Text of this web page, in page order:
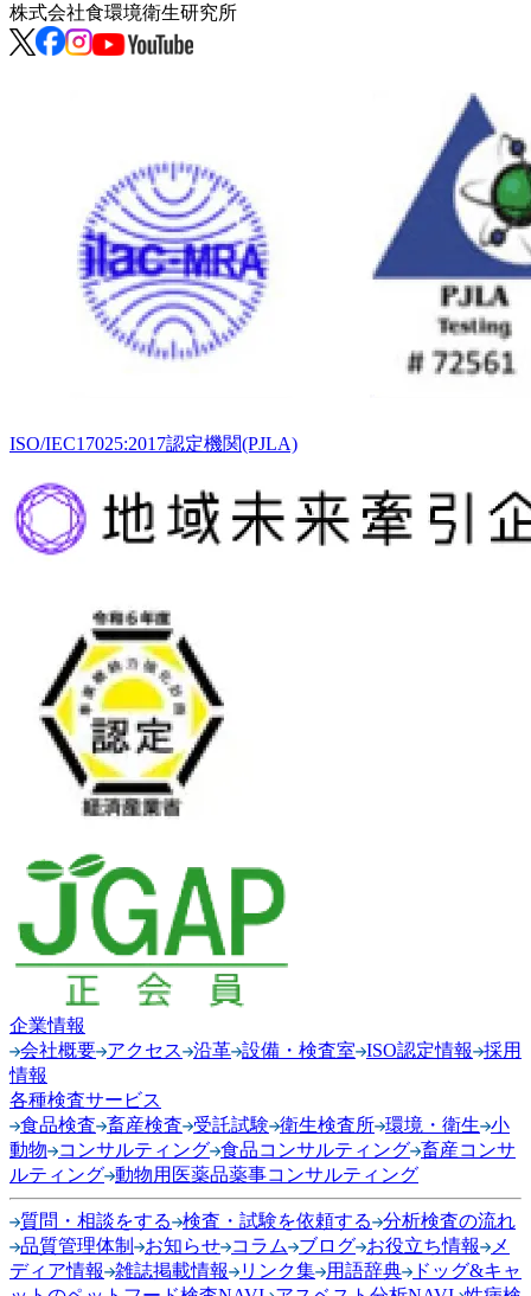
株式会社食環境衛生研究所
ISO/IEC17025:2017認定機関(PJLA)
企業情報
会社概要 アクセス 沿革 設備・検査室 ISO認定情報
採用
情報
各種検査サービス
食品検査 畜産検査 受託試験 衛生検査所 環境・衛生 小
動物
コンサルティング 食品コンサルティング 畜産コンサ
ルティング 動物用医薬品薬事コンサルティング
質問・相談をする 検査・試験を依頼する
分析検査の流れ
品質管理体制
お知らせ コラム ブログ お役立ち情報
メ
ディア情報
雑誌掲載情報 リンク集 用語辞典
ドッグ&キャ